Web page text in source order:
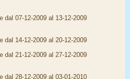
dal 07-12-2009 al 13-12-2009
dal 14-12-2009 al 20-12-2009
dal 21-12-2009 al 27-12-2009
dal 28-12-2009 al 03-01-2010